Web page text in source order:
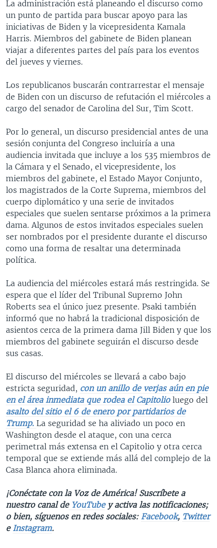
La administración está planeando el discurso como
un punto de partida para buscar apoyo para las
iniciativas de Biden y la vicepresidenta Kamala
Harris. Miembros del gabinete de Biden planean
viajar a diferentes partes del país para los eventos
del jueves y viernes.
Los republicanos buscarán contrarrestar el mensaje
de Biden con un discurso de refutación el miércoles a
cargo del senador de Carolina del Sur, Tim Scott.
Por lo general, un discurso presidencial antes de una
sesión conjunta del Congreso incluiría a una
audiencia invitada que incluye a los 535 miembros de
la Cámara y el Senado, el vicepresidente, los
miembros del gabinete, el Estado Mayor Conjunto,
los magistrados de la Corte Suprema, miembros del
cuerpo diplomático y una serie de invitados
especiales que suelen sentarse próximos a la primera
dama. Algunos de estos invitados especiales suelen
ser nombrados por el presidente durante el discurso
como una forma de resaltar una determinada
política.
La audiencia del miércoles estará más restringida. Se
espera que el líder del Tribunal Supremo John
Roberts sea el único juez presente. Psaki también
informó que no habrá la tradicional disposición de
asientos cerca de la primera dama Jill Biden y que los
miembros del gabinete seguirán el discurso desde
sus casas.
El discurso del miércoles se llevará a cabo bajo
estricta seguridad, con un anillo de verjas aún en pie
en el área inmediata que rodea el Capitolioluego del
asalto del sitio el 6 de enero por partidarios de
Trump. La seguridad se ha aliviado un poco en
Washington desde el ataque, con una cerca
perimetral más extensa en el Capitolio y otra cerca
temporal que se extiende más allá del complejo de la
Casa Blanca ahora eliminada.
¡Conéctate con la Voz de América! Suscríbete a
nuestro canal deYouTubey activa las notificaciones;
o bien, síguenos en redes sociales: Facebook, Twitter
e Instagram.